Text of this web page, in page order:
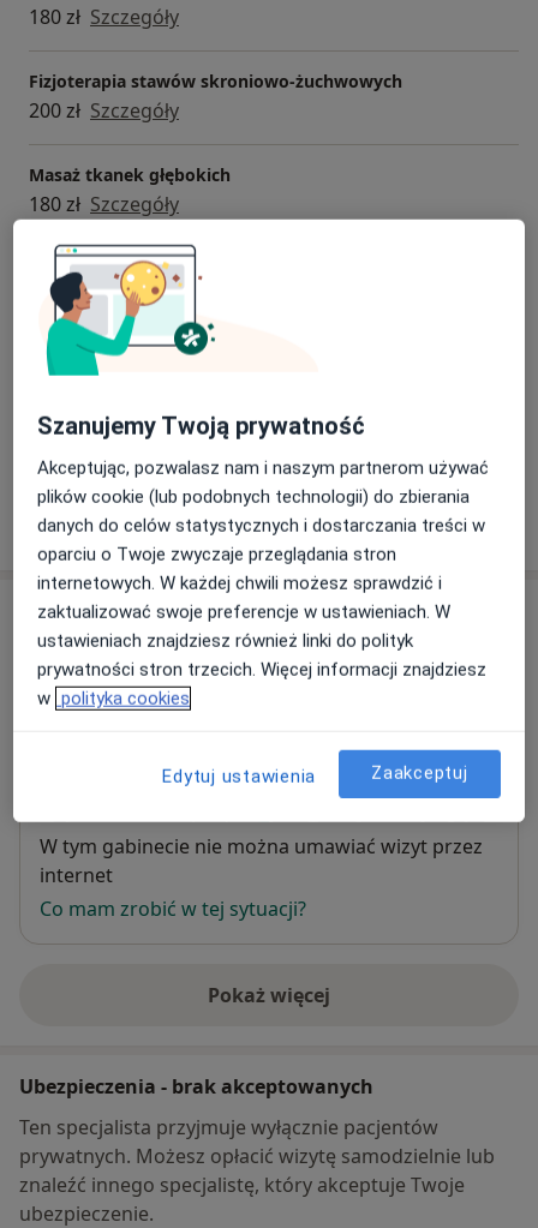
-Kurs podstawowy Kinesiology Taping.
180 zł Szczegóły
Fizjoterapia stawów skroniowo-żuchwowych
200 zł Szczegóły
Masaż tkanek głębokich
180 zł Szczegóły
Terapia manualna
180 zł Szczegóły
Terapia mięśniowo-powięziowa
W jaki sposób ustalane są ceny?
Adres
Medical-Med
Tulipanowa 8,
Powiększ mapęotwiera się w nowej karcie
Dostępność
W tym gabinecie nie można umawiać wizyt przez
internet
Co mam zrobić w tej sytuacji?
Pokaż więcej
o adresie
Ubezpieczenia - brak akceptowanych
Ten specjalista przyjmuje wyłącznie pacjentów
prywatnych. Możesz opłacić wizytę samodzielnie lub
znaleźć innego specjalistę, który akceptuje Twoje
ubezpieczenie.
Szanujemy Twoją prywatność
Akceptując, pozwalasz nam i naszym partnerom używać
plików cookie (lub podobnych technologii) do zbierania
danych do celów statystycznych i dostarczania treści w
oparciu o Twoje zwyczaje przeglądania stron
internetowych. W każdej chwili możesz sprawdzić i
zaktualizować swoje preferencje w ustawieniach. W
ustawieniach znajdziesz również linki do polityk
prywatności stron trzecich. Więcej informacji znajdziesz
w polityka cookies
Edytuj ustawienia Zaakceptuj